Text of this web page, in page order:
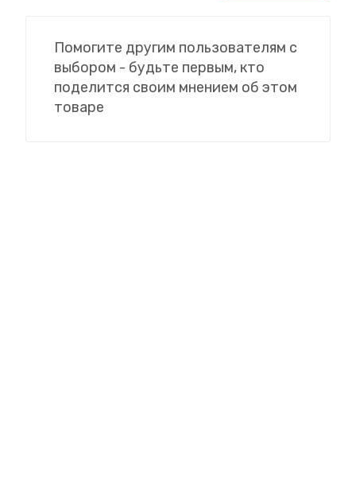
Помогите другим пользователям с
выбором - будьте первым, кто
поделится своим мнением об этом
товаре